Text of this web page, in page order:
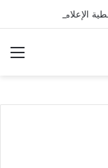
الإعلامية